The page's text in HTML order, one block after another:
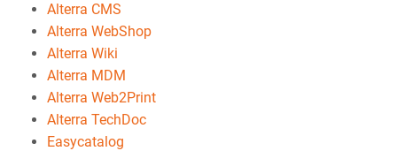
Alterra CMS
Alterra WebShop
Alterra Wiki
Alterra MDM
Alterra Web2Print
Alterra TechDoc
Easycatalog